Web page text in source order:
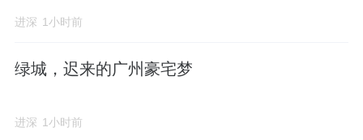
进深 1小时前
绿城，迟来的广州豪宅梦
进深 1小时前